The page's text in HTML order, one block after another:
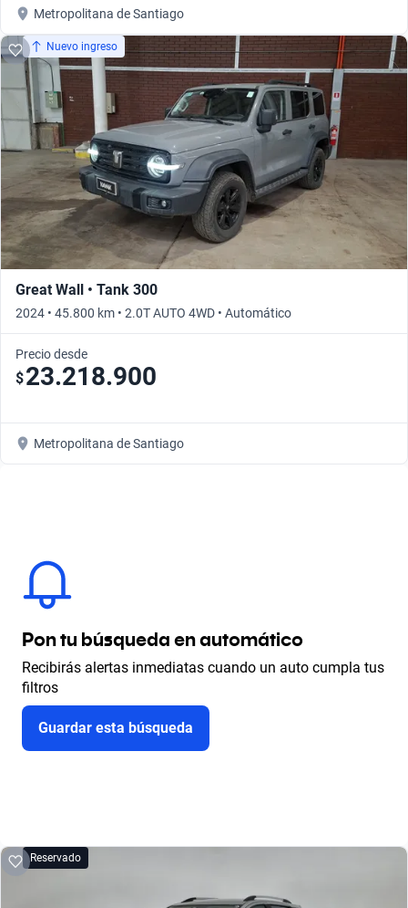
Metropolitana de Santiago
Nuevo ingreso
Great Wall • Tank 300
2024 • 45.800 km • 2.0T AUTO 4WD • Automático
Precio desde
$23.218.900
Metropolitana de Santiago
Pon tu búsqueda en automático
Recibirás alertas inmediatas cuando un auto cumpla tus
filtros
Guardar esta búsqueda
Reservado